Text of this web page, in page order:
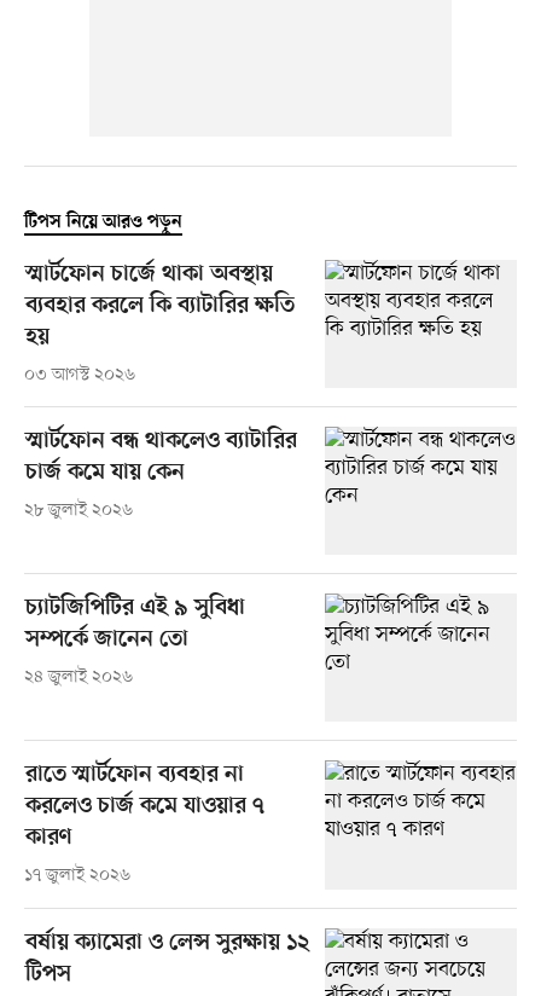
টিপস নিয়ে আরও পড়ুন
স্মার্টফোন চার্জে থাকা অবস্থায়
ব্যবহার করলে কি ব্যাটারির ক্ষতি
হয়
০৩ আগস্ট ২০২৬
স্মার্টফোন বন্ধ থাকলেও ব্যাটারির
চার্জ কমে যায় কেন
২৮ জুলাই ২০২৬
চ্যাটজিপিটির এই ৯ সুবিধা
সম্পর্কে জানেন তো
২৪ জুলাই ২০২৬
রাতে স্মার্টফোন ব্যবহার না
করলেও চার্জ কমে যাওয়ার ৭
কারণ
১৭ জুলাই ২০২৬
বর্ষায় ক্যামেরা ও লেন্স সুরক্ষায় ১২
টিপস